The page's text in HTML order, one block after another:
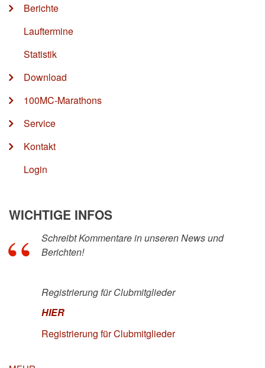
Berichte
Lauftermine
Statistik
Download
100MC-Marathons
Service
Kontakt
Login
WICHTIGE INFOS
Schreibt Kommentare in unseren News und
Berichten!
Registrierung für Clubmitglieder
HIER
Registrierung für Clubmitglieder